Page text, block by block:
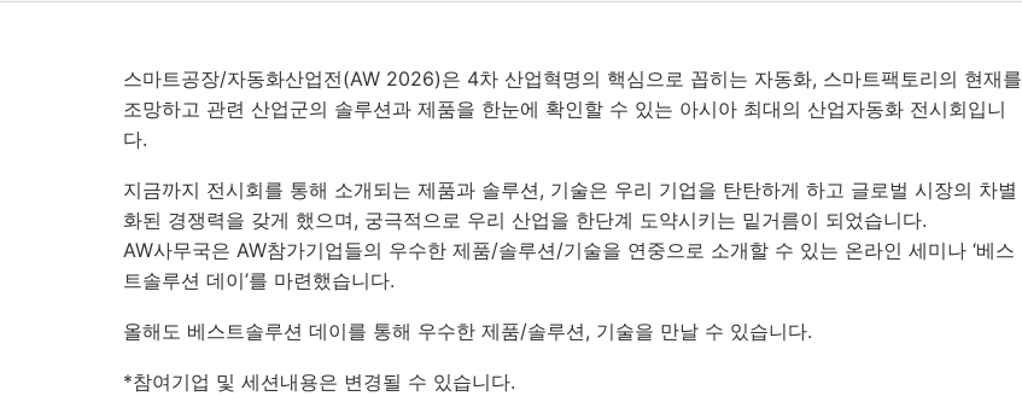
스마트공장/자동화산업전(AW 2026)은 4차 산업혁명의 핵심으로 꼽히는 자동화, 스마트팩토리의 현재를
조망하고 관련 산업군의 솔루션과 제품을 한눈에 확인할 수 있는 아시아 최대의 산업자동화 전시회입니
다.
지금까지 전시회를 통해 소개되는 제품과 솔루션, 기술은 우리 기업을 탄탄하게 하고 글로벌 시장의 차별
화된 경쟁력을 갖게 했으며, 궁극적으로 우리 산업을 한단계 도약시키는 밑거름이 되었습니다.
AW사무국은 AW참가기업들의 우수한 제품/솔루션/기술을 연중으로 소개할 수 있는 온라인 세미나 ‘베스
트솔루션 데이’를 마련했습니다.
올해도 베스트솔루션 데이를 통해 우수한 제품/솔루션, 기술을 만날 수 있습니다.
*참여기업 및 세션내용은 변경될 수 있습니다.